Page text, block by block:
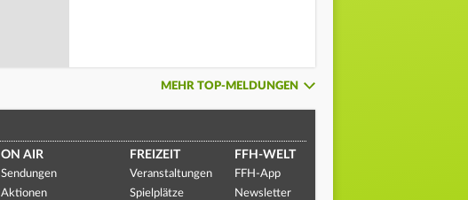
MEHR TOP-MELDUNGEN
ON AIR
Sendungen
Aktionen
FREIZEIT
Veranstaltungen
Spielplätze
FFH-WELT
FFH-App
Newsletter